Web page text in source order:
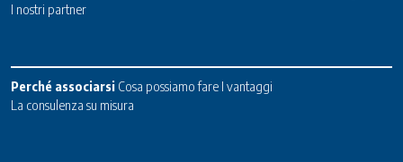
I nostri partner
Perché associarsi Cosa possiamo fare I vantaggi
La consulenza su misura